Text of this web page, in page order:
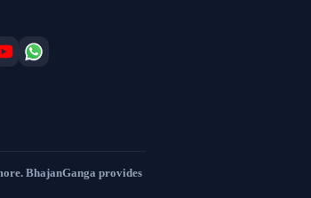
BhajanGanga provides